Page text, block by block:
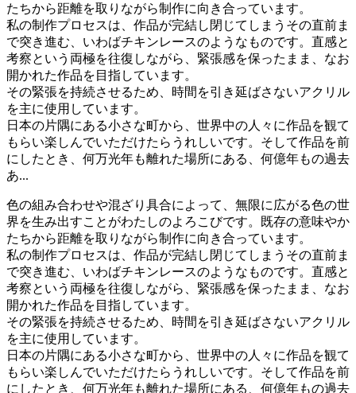
たちから距離を取りながら制作に向き合っています。
私の制作プロセスは、作品が完結し閉じてしまうその直前ま
で突き進む、いわばチキンレースのようなものです。直感と
考察という両極を往復しながら、緊張感を保ったまま、なお
開かれた作品を目指しています。
その緊張を持続させるため、時間を引き延ばさないアクリル
を主に使用しています。
日本の片隅にある小さな町から、世界中の人々に作品を観て
もらい楽しんでいただけたらうれしいです。そして作品を前
にしたとき、何万光年も離れた場所にある、何億年もの過去
あ...
色の組み合わせや混ざり具合によって、無限に広がる色の世
界を生み出すことがわたしのよろこびです。既存の意味やか
たちから距離を取りながら制作に向き合っています。
私の制作プロセスは、作品が完結し閉じてしまうその直前ま
で突き進む、いわばチキンレースのようなものです。直感と
考察という両極を往復しながら、緊張感を保ったまま、なお
開かれた作品を目指しています。
その緊張を持続させるため、時間を引き延ばさないアクリル
を主に使用しています。
日本の片隅にある小さな町から、世界中の人々に作品を観て
もらい楽しんでいただけたらうれしいです。そして作品を前
にしたとき、何万光年も離れた場所にある、何億年もの過去